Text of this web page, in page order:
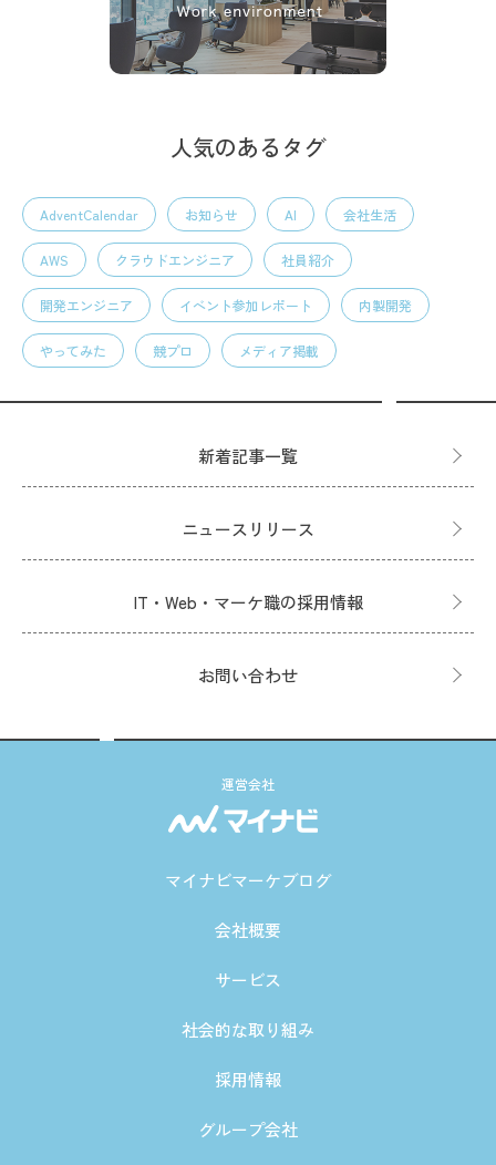
人気のあるタグ
AdventCalendar お知らせ AI 会社生活
AWS クラウドエンジニア 社員紹介
開発エンジニア イベント参加レポート 内製開発
やってみた 競プロ メディア掲載
新着記事一覧
ニュースリリース
IT・Web・マーケ職の採用情報
お問い合わせ
運営会社
マイナビマーケブログ
会社概要
サービス
社会的な取り組み
採用情報
グループ会社